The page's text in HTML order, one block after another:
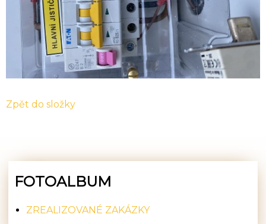
Zpět do složky
FOTOALBUM
ZREALIZOVANÉ ZAKÁZKY